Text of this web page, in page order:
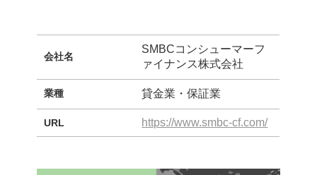
会社名
SMBCコンシューマーフ
ァイナンス株式会社
業種 貸金業・保証業
URL https://www.smbc-cf.com/